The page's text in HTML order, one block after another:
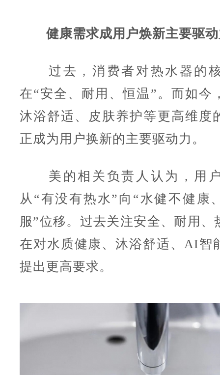
健康需求成用户焕新主要驱动
过去，消费者对热水器的
在“安全、耐用、恒温”。而如今
沐浴舒适、皮肤养护等更高维度
正成为用户换新的主要驱动力。
美的相关负责人认为，用
从“有没有热水”向“水健不健康
服”位移。过去关注安全、耐用、
在对水质健康、沐浴舒适、AI智
提出更高要求。